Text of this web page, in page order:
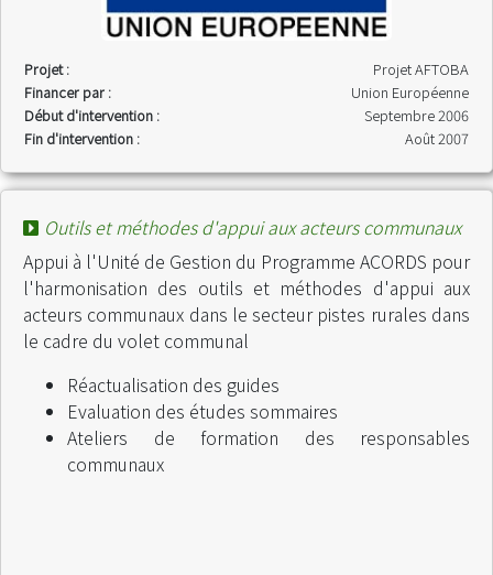
Projet :
Projet AFTOBA
Financer par :
Union Européenne
Début d'intervention :
Septembre 2006
Fin d'intervention :
Août 2007
Outils et méthodes d'appui aux acteurs communaux
Appui à l'Unité de Gestion du Programme ACORDS pour
l'harmonisation des outils et méthodes d'appui aux
acteurs communaux dans le secteur pistes rurales dans
le cadre du volet communal
Réactualisation des guides
Evaluation des études sommaires
Ateliers de formation des responsables
communaux